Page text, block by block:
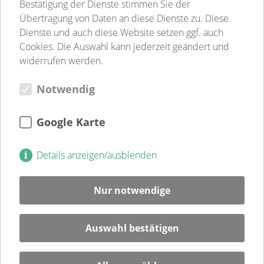
Sozialpsychiatrie
Jugend-, Familien- & Schulsozialarbeit
Begegnungsstätten
Gastronomie
Weitere Einrichtungen
Spenden
Ehrenamt
Karriere
Blog
Bestätigung der Dienste stimmen Sie der
Übertragung von Daten an diese Dienste zu. Diese
Dienste und auch diese Website setzen ggf. auch
Cookies. Die Auswahl kann jederzeit geändert und
widerrufen werden.
Notwendig
Google Karte
Details anzeigen/ausblenden
Nur notwendige
Auswahl bestätigen